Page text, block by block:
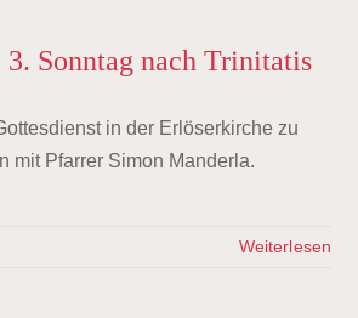
3. Sonntag nach Trinitatis
in der Erlöserkirche zu
mit Pfarrer Simon Manderla.
Weiterlesen